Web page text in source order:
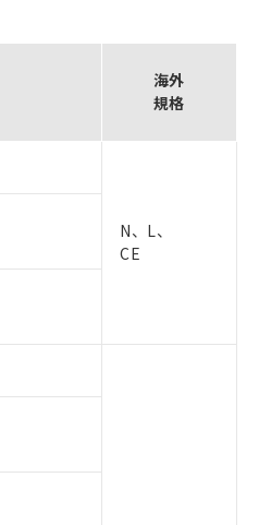
海外
規格
N、L、
CE